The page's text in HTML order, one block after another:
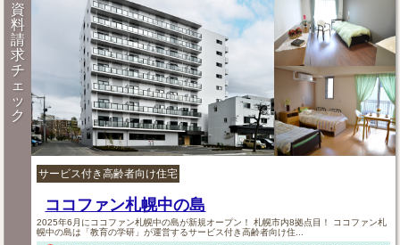
資
料
請
求
チ
ェ
ッ
ク
サービス付き高齢者向け住宅
ココファン札幌中の島
2025年6月にココファン札幌中の島が新規オープン！ 札幌市内8拠点目！ ココファン札
幌中の島は「教育の学研」が運営するサービス付き高齢者向け住...